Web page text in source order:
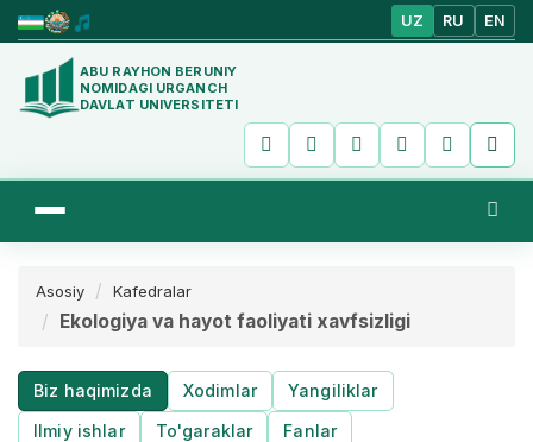
UZ RU EN
ABU RAYHON BERUNIY
NOMIDAGI URGANCH
DAVLAT UNIVERSITETI
Asosiy Kafedralar
Ekologiya va hayot faoliyati xavfsizligi
Biz haqimizda Xodimlar
Yangiliklar
Ilmiy ishlar
To'garaklar Fanlar